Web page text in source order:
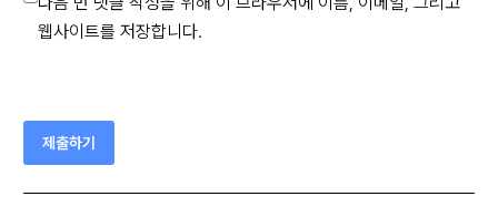
웹사이트를 저장합니다.
제출하기